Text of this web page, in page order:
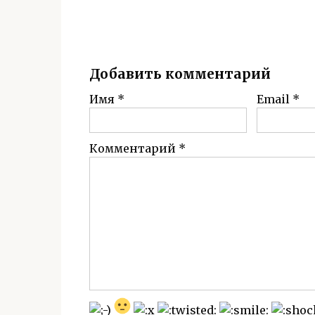
Добавить комментарий
Имя * Email *
Комментарий *